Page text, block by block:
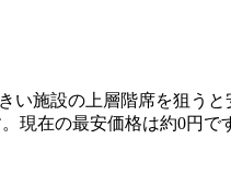
い施設の上層階席を狙うと
現在の最安価格は約0円で